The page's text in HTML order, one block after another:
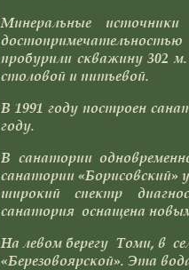
Минеральные
пробурили скважину 302
столовой и питьевой.
В 1991 году построен
году.
В санатории
санатории «Борисовский»
широкий спектр
санатория оснащена
На левом берегу Томи, в
«Березовоярской». Эта